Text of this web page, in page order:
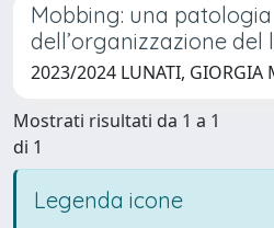
Mobbing: una patologia
dell’organizzazione del
2023/2024 LUNATI, GIORGIA
Mostrati risultati da 1 a 1
di 1
Legenda icone